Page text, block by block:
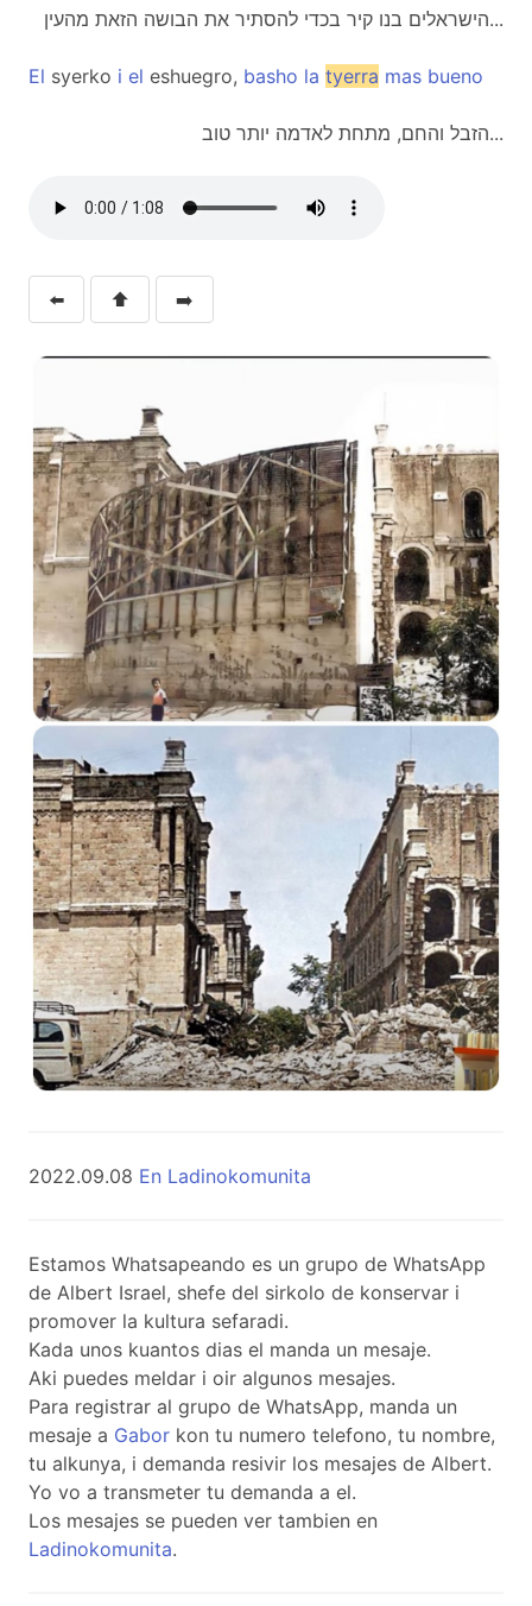
הישראלים בנו קיר בכדי להסתיר את הבושה הזאת מהעין...
El syerko i el eshuegro, basho la tyerra mas bueno
הזבל והחם, מתחת לאדמה יותר טוב...
⬅️ ⬆️ ➡️
2022.09.08 En Ladinokomunita
Estamos Whatsapeando es un grupo de WhatsApp
de Albert Israel, shefe del sirkolo de konservar i
promover la kultura sefaradi.
Kada unos kuantos dias el manda un mesaje.
Aki puedes meldar i oir algunos mesajes.
Para registrar al grupo de WhatsApp, manda un
mesaje a Gabor kon tu numero telefono, tu nombre,
tu alkunya, i demanda resivir los mesajes de Albert.
Yo vo a transmeter tu demanda a el.
Los mesajes se pueden ver tambien en
Ladinokomunita.